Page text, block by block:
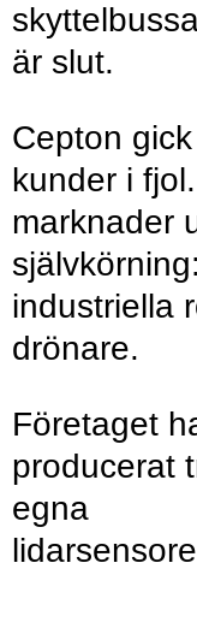
är slut.
Cepton
kunder i
marknader
industriella
drönare.
Företaget
producerat
egna